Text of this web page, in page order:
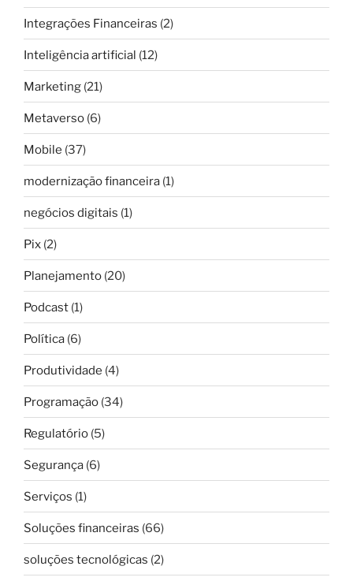
Integrações Financeiras (2)
Inteligência artificial (12)
Marketing (21)
Metaverso (6)
Mobile (37)
modernização financeira (1)
negócios digitais (1)
Pix (2)
Planejamento (20)
Podcast (1)
Política (6)
Produtividade (4)
Programação (34)
Regulatório (5)
Segurança (6)
Serviços (1)
Soluções financeiras (66)
soluções tecnológicas (2)